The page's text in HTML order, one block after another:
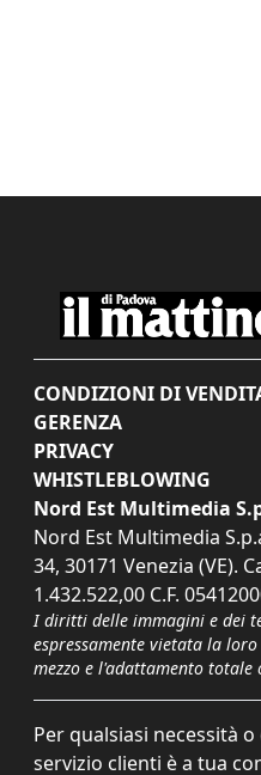
CONDIZIONI DI
GERENZA
PRIVACY
WHISTLEBLOWING
Nord Est Multimedia
Nord Est Multimedia
34, 30171 Venezia (VE).
1.432.522,00 C.F.
I diritti delle immagini e dei
espressamente vietata la
mezzo e l'adattamento totale
Per qualsiasi necessità
servizio clienti è a tua